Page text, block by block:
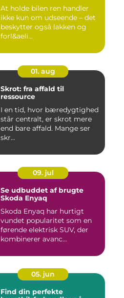
At holde bilen ren handler
ikke kun om udseende – det
beskytter også lakken og
forl&aeli...
01. aug
Skrot: fra affald til
ressource
I en tid, hvor bæredygtighed
står centralt, er skrot mere
end bare affald. Mange ser
skr...
09. jul
Se udbuddet af brugte
Skoda Enyaq
Skoda Enyaq har hurtigt
vundet popularitet som en
førende elektrisk SUV, der
kombinerer avanc...
05. jun
Find din perfekte